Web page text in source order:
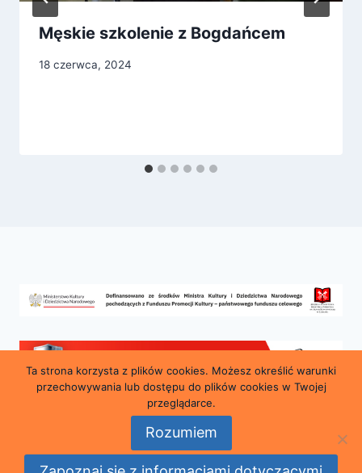
Męskie szkolenie z Bogdańcem
18 czerwca, 2024
© 2026 Miejska i Powiatowa Biblioteka Publiczna
Ta strona korzysta z plików cookies. Możesz określić warunki
przechowywania lub dostępu do plików cookies w Twojej
przeglądarce.
Rozumiem